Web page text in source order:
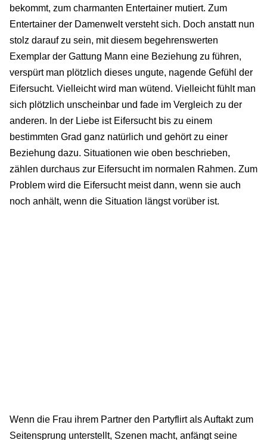
bekommt, zum charmanten Entertainer mutiert. Zum
Entertainer der Damenwelt versteht sich. Doch anstatt nun
stolz darauf zu sein, mit diesem begehrenswerten
Exemplar der Gattung Mann eine Beziehung zu führen,
verspürt man plötzlich dieses ungute, nagende Gefühl der
Eifersucht. Vielleicht wird man wütend. Vielleicht fühlt man
sich plötzlich unscheinbar und fade im Vergleich zu der
anderen. In der Liebe ist Eifersucht bis zu einem
bestimmten Grad ganz natürlich und gehört zu einer
Beziehung dazu. Situationen wie oben beschrieben,
zählen durchaus zur Eifersucht im normalen Rahmen. Zum
Problem wird die Eifersucht meist dann, wenn sie auch
noch anhält, wenn die Situation längst vorüber ist.
Wenn die Frau ihrem Partner den Partyflirt als Auftakt zum
Seitensprung unterstellt, Szenen macht, anfängt seine